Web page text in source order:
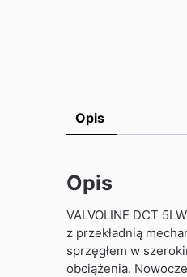
Opis
Opis
VALVOLINE DCT
z przekładnią
sprzęgłem w
obciążenia.